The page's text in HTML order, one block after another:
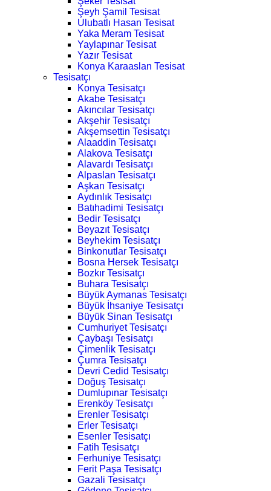
Şeyh Şamil Tesisat
Ulubatlı Hasan Tesisat
Yaka Meram Tesisat
Yaylapınar Tesisat
Yazır Tesisat
Konya Karaaslan Tesisat
Tesisatçı
Konya Tesisatçı
Akabe Tesisatçı
Akıncılar Tesisatçı
Akşehir Tesisatçı
Akşemsettin Tesisatçı
Alaaddin Tesisatçı
Alakova Tesisatçı
Alavardı Tesisatçı
Alpaslan Tesisatçı
Aşkan Tesisatçı
Aydınlık Tesisatçı
Batıhadimi Tesisatçı
Bedir Tesisatçı
Beyazıt Tesisatçı
Beyhekim Tesisatçı
Binkonutlar Tesisatçı
Bosna Hersek Tesisatçı
Bozkır Tesisatçı
Buhara Tesisatçı
Büyük Aymanas Tesisatçı
Büyük İhsaniye Tesisatçı
Büyük Sinan Tesisatçı
Cumhuriyet Tesisatçı
Çaybaşı Tesisatçı
Çimenlik Tesisatçı
Çumra Tesisatçı
Devri Cedid Tesisatçı
Doğuş Tesisatçı
Dumlupınar Tesisatçı
Erenköy Tesisatçı
Erenler Tesisatçı
Erler Tesisatçı
Esenler Tesisatçı
Fatih Tesisatçı
Ferhuniye Tesisatçı
Ferit Paşa Tesisatçı
Gazali Tesisatçı